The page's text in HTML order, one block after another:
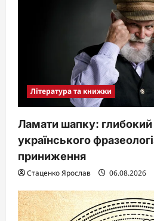
Література та книжки
Ламати шапку: глибокий
українського
приниження
Стаценко Ярослав 06.08.2026